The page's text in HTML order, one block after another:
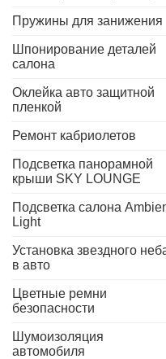
Пружины для занижения
Шпонирование деталей
салона
Оклейка авто защитной
пленкой
Ремонт кабриолетов
Подсветка панорамной
крыши SKY LOUNGE
Подсветка салона
Light
Установка звездного
в авто
Цветные ремни
безопасности
Шумоизоляция
автомобиля